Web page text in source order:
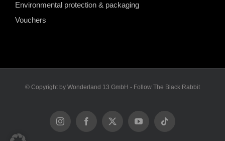
Environmental protection & packaging
Vouchers
© Copyright by Wonderland 13 GmbH - Follow The Black Rabbit
InstagramFacebook
X YouTubeTiktok